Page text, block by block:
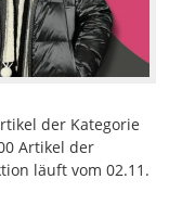
der Kategorie
Artikel der
läuft vom 02.11.